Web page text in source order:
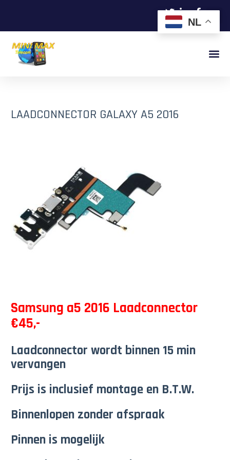
LAADCONNECTOR GALAXY A5 2016
Samsung a5 2016 Laadconnector
€45,-
Laadconnector wordt binnen 15 min
vervangen
Prijs is inclusief montage en B.T.W.
Binnenlopen zonder afspraak
Pinnen is mogelijk
NL